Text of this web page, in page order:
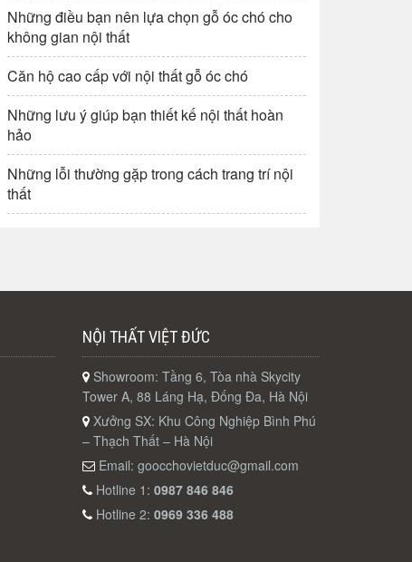
Những điều bạn nên lựa chọn gỗ óc chó cho
không gian nội thất
Căn hộ cao cấp với nội thất gỗ óc chó
Những lưu ý giúp bạn thiết kế nội thất hoàn
hảo
Những lỗi thường gặp trong cách trang trí nội
thất
NỘI THẤT VIỆT ĐỨC
Showroom: Tầng 6, Tòa nhà Skycity
Tower A, 88 Láng Hạ, Đống Đa, Hà Nội
Xưởng SX: Khu Công Nghiệp Bình Phú
– Thạch Thất – Hà Nội
Email: goocchovietduc@gmail.com
Hotline 1: 0987 846 846
Hotline 2: 0969 336 488